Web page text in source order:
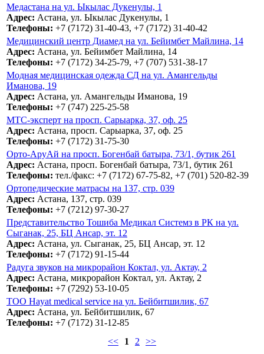
Медастана на ул. Ыкылас Дукенулы, 1
Адрес: Астана, ул. Ыкылас Дукенулы, 1
Телефоны: +7 (7172) 31-40-43, +7 (7172) 31-40-42
Медицинский центр Диамед на ул. Бейимбет Майлина, 14
Адрес: Астана, ул. Бейимбет Майлина, 14
Телефоны: +7 (7172) 34-25-79, +7 (707) 531-38-17
Модная медицинская одежда СД на ул. Амангельды
Иманова, 19
Адрес: Астана, ул. Амангельды Иманова, 19
Телефоны: +7 (747) 225-25-58
МТС-эксперт на просп. Сарыарка, 37, оф. 25
Адрес: Астана, просп. Сарыарка, 37, оф. 25
Телефоны: +7 (7172) 31-75-30
Орто-АруАй на просп. Богенбай батыра, 73/1, бутик 261
Адрес: Астана, просп. Богенбай батыра, 73/1, бутик 261
Телефоны: тел./факс: +7 (7172) 67-75-82, +7 (701) 520-82-39
Ортопедические матрасы на 137, стр. 039
Адрес: Астана, 137, стр. 039
Телефоны: +7 (7212) 97-30-27
Представительство Тошиба Медикал Системз в РК на ул.
Сыганак, 25, БЦ Ансар, эт. 12
Адрес: Астана, ул. Сыганак, 25, БЦ Ансар, эт. 12
Телефоны: +7 (7172) 91-15-44
Радуга звуков на микрорайон Коктал, ул. Актау, 2
Адрес: Астана, микрорайон Коктал, ул. Актау, 2
Телефоны: +7 (7292) 53-10-05
ТОО Hayat medical service на ул. Бейбитшилик, 67
Адрес: Астана, ул. Бейбитшилик, 67
Телефоны: +7 (7172) 31-12-85
<<
1 2 >>